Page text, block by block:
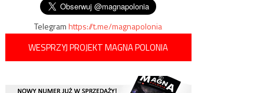
Telegramhttps://t.me/magnapolonia
WESPRZYJ PROJEKT MAGNA POLONIA